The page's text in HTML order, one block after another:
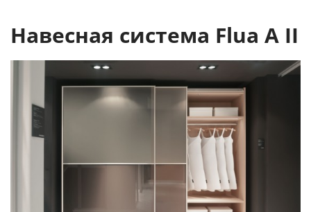
Навесная система Flua А ІІ